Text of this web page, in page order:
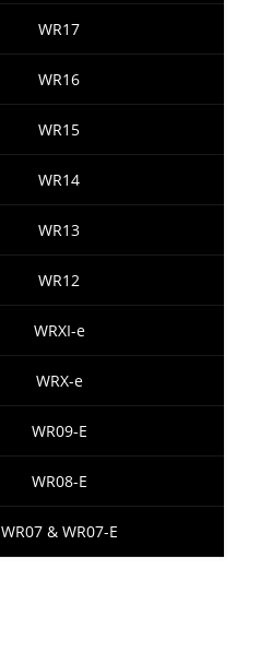
WR17
WR16
WR15
WR14
WR13
WR12
WRXI-e
WRX-e
WR09-E
WR08-E
WR07 & WR07-E